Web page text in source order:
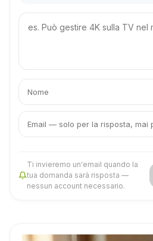
question
Il
tuo
nome
La
tua
email
Ti invieremo un'email quando la
tua domanda sarà risposta —
nessun account necessario.